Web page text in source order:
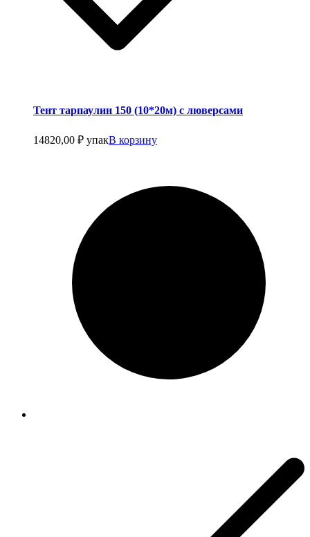
Тент тарпаулин 150 (10*20м) с люверсами
14820,00 ₽ упакВ корзину